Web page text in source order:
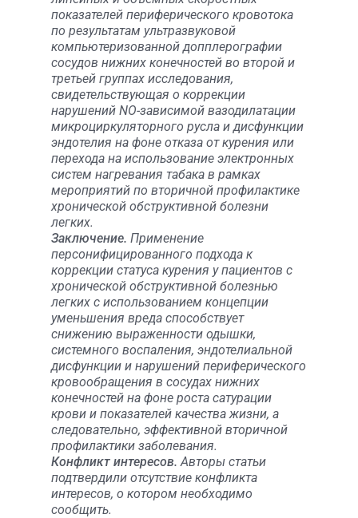
показателей периферического кровотока
по результатам ультразвуковой
компьютеризованной допплерографии
сосудов нижних конечностей во второй и
третьей группах исследования,
свидетельствующая о коррекции
нарушений NO-зависимой вазодилатации
микроциркуляторного русла и дисфункции
эндотелия на фоне отказа от курения или
перехода на использование электронных
систем нагревания табака в рамках
мероприятий по вторичной профилактике
хронической обструктивной болезни
легких.
Заключение. Применение
персонифицированного подхода к
коррекции статуса курения у пациентов с
хронической обструктивной болезнью
легких с использованием концепции
уменьшения вреда способствует
снижению выраженности одышки,
системного воспаления, эндотелиальной
дисфункции и нарушений периферического
кровообращения в сосудах нижних
конечностей на фоне роста сатурации
крови и показателей качества жизни, а
следовательно, эффективной вторичной
профилактики заболевания.
Конфликт интересов. Авторы статьи
подтвердили отсутствие конфликта
интересов, о котором необходимо
сообщить.